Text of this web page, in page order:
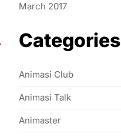
March 2017
Categories
Animasi Club
Animasi Talk
Animaster